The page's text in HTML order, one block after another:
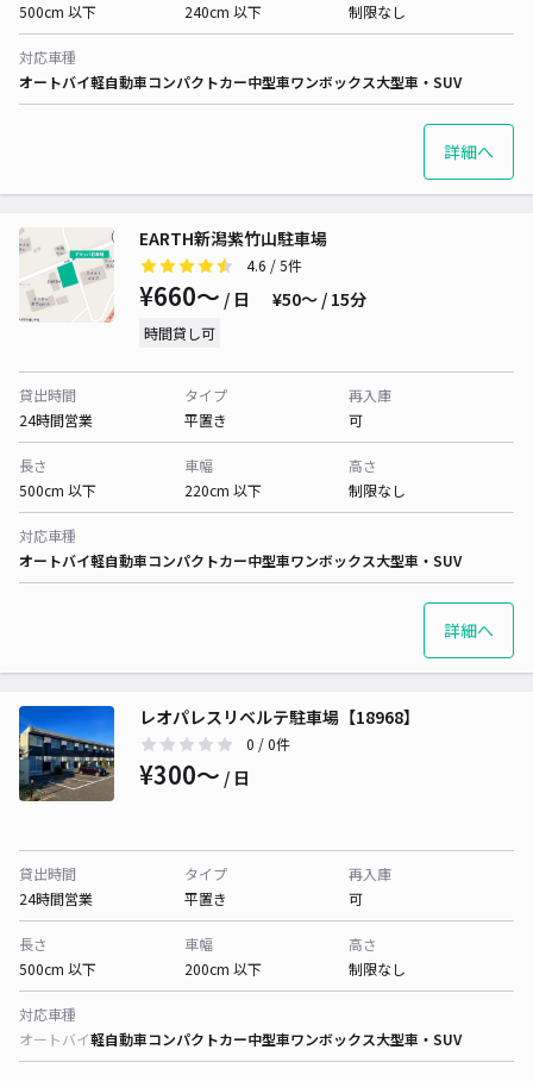
500cm 以下
240cm 以下
制限なし
対応車種
オートバイ軽自動車コンパクトカー中型車ワンボックス大型車・SUV
詳細へ
EARTH新潟紫竹山駐車場
4.6 / 5件
¥660〜 / 日 ¥50〜 / 15分
時間貸し可
貸出時間
24時間営業
タイプ
平置き
再入庫
可
長さ
500cm 以下
車幅
220cm 以下
高さ
制限なし
対応車種
オートバイ軽自動車コンパクトカー中型車ワンボックス大型車・SUV
詳細へ
レオパレスリベルテ駐車場【18968】
0 / 0件
¥300〜 / 日
貸出時間
24時間営業
タイプ
平置き
再入庫
可
長さ
500cm 以下
車幅
200cm 以下
高さ
制限なし
対応車種
オートバイ軽自動車コンパクトカー中型車ワンボックス大型車・SUV